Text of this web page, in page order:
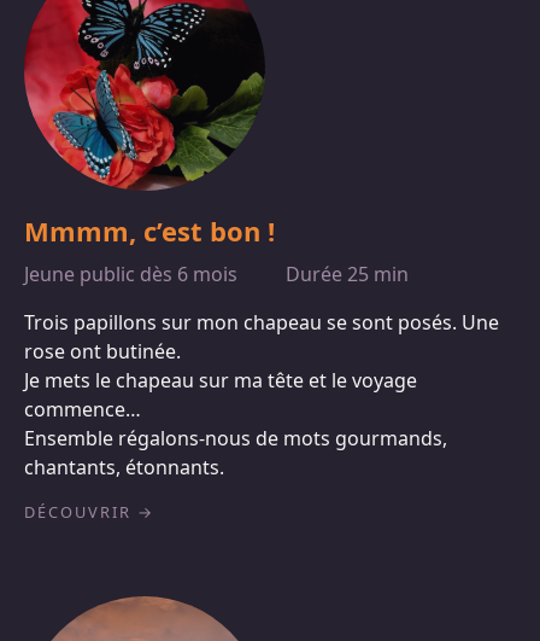
Mmmm, c’est bon !
Jeune public dès 6 mois
Durée 25 min
Trois papillons sur mon chapeau se sont posés. Une
rose ont butinée.
Je mets le chapeau sur ma tête et le voyage
commence…
Ensemble régalons-nous de mots gourmands,
chantants, étonnants.
DÉCOUVRIR